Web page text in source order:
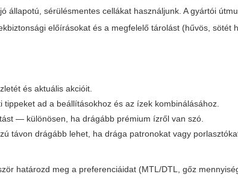
állapotú, sérülésmentes cellákat használjunk. A gyártói
előírásokat és a megfelelő tárolást (hűvös, sötét
és aktuális akcióit.
ad a beállításokhoz és az ízek kombinálásához.
— különösen, ha drágább prémium ízről van szó.
távon drágább lehet, ha drága patronokat vagy
határozd meg a preferenciáidat (MTL/DTL, gőz